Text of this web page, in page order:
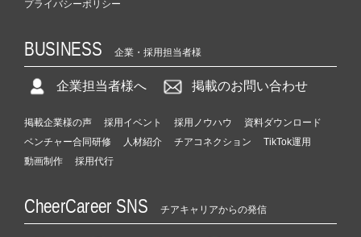
プライバシーポリシー
BUSINESS 企業・採用担当者様
企業担当者様へ 掲載のお問い合わせ
掲載企業様の声 採用イベント 採用ノウハウ
資料ダウンロード
ベンチャー合同研修
人材紹介 チアコネクション
TikTok運用
動画制作
採用代行
CheerCareer SNS チアキャリアからの発信